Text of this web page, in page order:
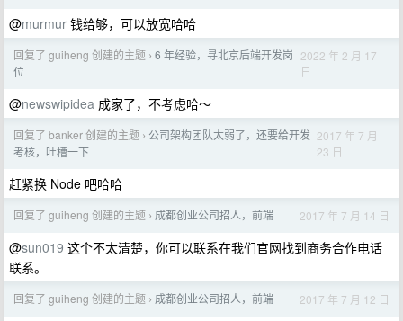
@murmur 钱给够，可以放宽哈哈
回复了 guiheng 创建的主题 › 6 年经验，寻北京后端开发岗
位
2022 年 2 月 17
日
@newswipidea 成家了，不考虑哈～
回复了 banker 创建的主题 › 公司架构团队太弱了，还要给开发
考核，吐槽一下
2017 年 7 月
23 日
赶紧换 Node 吧哈哈
回复了 guiheng 创建的主题 › 成都创业公司招人，前端 2017 年 7 月 14 日
@sun019 这个不太清楚，你可以联系在我们官网找到商务合作电话
联系。
回复了 guiheng 创建的主题 › 成都创业公司招人，前端 2017 年 7 月 12 日